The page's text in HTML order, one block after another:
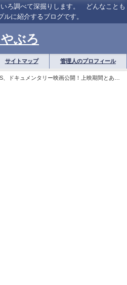
ろ調べて深掘りします。 どんなことも
ルに紹介するブログです。
ぶろ
サイトマップ 管理人のプロフィール
、ドキュメンタリー映画公開！上映期間とあら